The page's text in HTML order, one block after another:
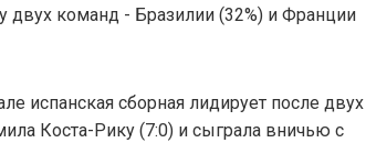
двух команд - Бразилии (32%) и Франции
испанская сборная лидирует после двух
Коста-Рику (7:0) и сыграла вничью с